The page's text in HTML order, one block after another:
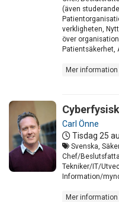
(även
verkligheten,
över
Patientsäkerhet,
Mer information
Carl Önne
Tisdag 25
Svenska,
Chef/
Tekniker/IT/
Information/
Mer information